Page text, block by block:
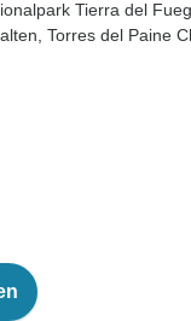
Tierra del
, Torres del Paine